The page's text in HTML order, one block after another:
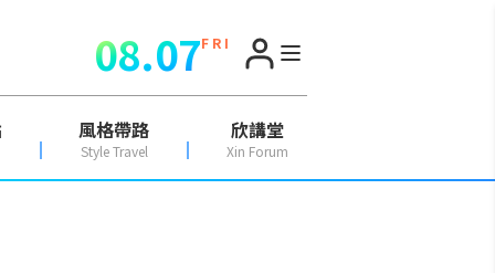
08.07F R I
風格帶路
Style Travel
欣講堂
Xin Forum